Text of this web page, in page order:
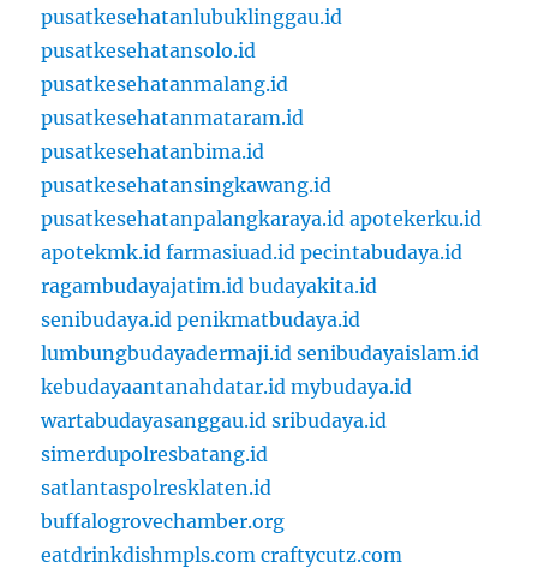
pusatkesehatanlubuklinggau.id
pusatkesehatansolo.id
pusatkesehatanmalang.id
pusatkesehatanmataram.id
pusatkesehatanbima.id
pusatkesehatansingkawang.id
pusatkesehatanpalangkaraya.id apotekerku.id
apotekmk.id farmasiuad.id pecintabudaya.id
ragambudayajatim.id budayakita.id
senibudaya.id penikmatbudaya.id
lumbungbudayadermaji.id senibudayaislam.id
kebudayaantanahdatar.id mybudaya.id
wartabudayasanggau.id sribudaya.id
simerdupolresbatang.id
satlantaspolresklaten.id
buffalogrovechamber.org
eatdrinkdishmpls.com craftycutz.com